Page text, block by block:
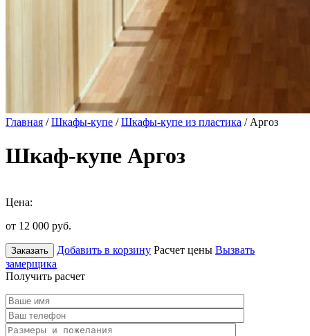
Главная /Шкафы-купе /Шкафы-купе из пластика / Аргоз
Шкаф-купе Аргоз
Цена:
от 12 000 руб.
Заказать Добавить в корзину Расчет цены Вызвать
замерщика
Получить расчет